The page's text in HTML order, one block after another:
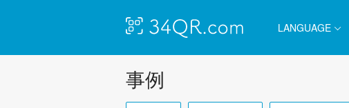
LANGUAGE
事例